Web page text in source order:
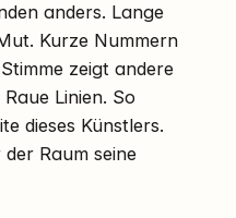
anders. Lange
Kurze Nummern
zeigt andere
Linien. So
dieses Künstlers.
Raum seine